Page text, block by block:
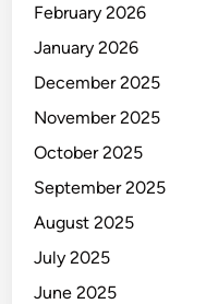
February 2026
January 2026
December 2025
November 2025
October 2025
September 2025
August 2025
July 2025
June 2025